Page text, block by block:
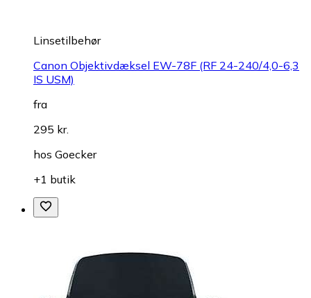
Linsetilbehør
Canon Objektivdæksel EW-78F (RF 24-240/4,0-6,3
IS USM)
fra
295 kr.
hos Goecker
+1 butik